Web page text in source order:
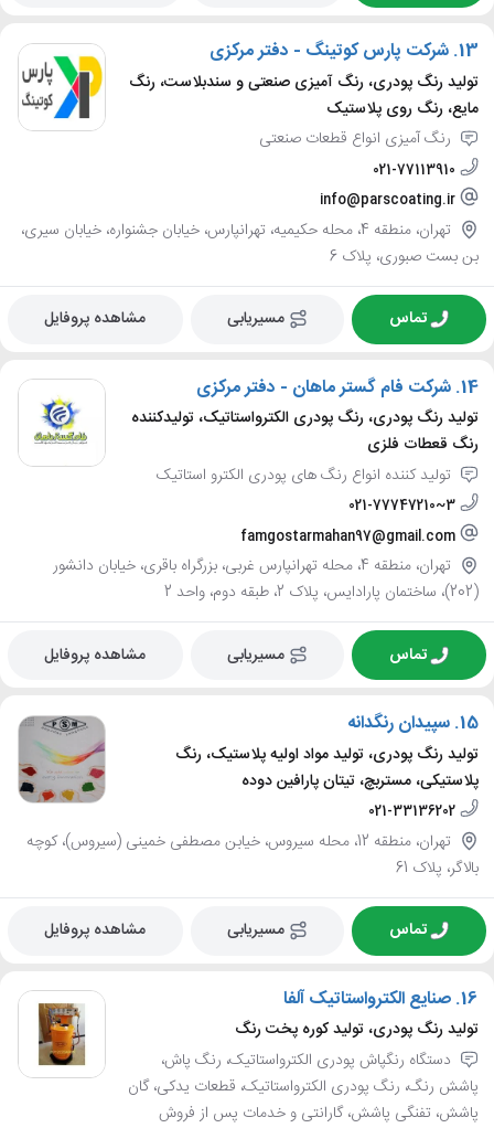
13. شرکت پارس کوتینگ - دفتر مرکزی
تولید رنگ پودری، رنگ آمیزی صنعتی و سندبلاست، رنگ
مایع، رنگ روی پلاستیک
رنگ آمیزی انواع قطعات صنعتی
021-77113910
info@parscoating.ir
تهران، منطقه 4، محله حکیمیه، تهرانپارس، خیابان جشنواره، خیابان سیری،
بن بست صبوری، پلاک 6
تماس مسیریابی مشاهده پروفایل
14. شرکت فام گستر ماهان - دفتر مرکزی
تولید رنگ پودری، رنگ پودری الکترواستاتیک، تولیدکننده
رنگ قعطات فلزی
تولید کننده انواع رنگ های پودری الکترو استاتیک
021-77747210~3
famgostarmahan97@gmail.com
تهران، منطقه 4، محله تهرانپارس غربی، بزرگراه باقری، خیابان دانشور
(202)، ساختمان پارادایس، پلاک 2، طبقه دوم، واحد 2
تماس مسیریابی مشاهده پروفایل
15. سپیدان رنگدانه
تولید رنگ پودری، تولید مواد اولیه پلاستیک، رنگ
پلاستیکی، مستربچ، تیتان پارافین دوده
021-33136202
تهران، منطقه 12، محله سیروس، خیابن مصطفی خمینی (سیروس)، کوچه
بالاگر، پلاک 61
تماس مسیریابی مشاهده پروفایل
16. صنایع الکترواستاتیک آلفا
تولید رنگ پودری، تولید کوره پخت رنگ
دستگاه رنگپاش پودری الکترواستاتیک، رنگ پاش،
پاشش رنگ، رنگ پودری الکترواستاتیک، قطعات یدکی، گان
پاشش، تفنگی پاشش، گارانتی و خدمات پس از فروش